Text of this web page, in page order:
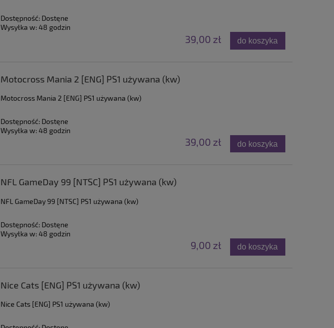
Dostępność: Dostęne
Wysyłka w: 48 godzin
39,00 zł do koszyka
Motocross Mania 2 [ENG] PS1 używana (kw)
Motocross Mania 2 [ENG] PS1 używana (kw)
Dostępność: Dostęne
Wysyłka w: 48 godzin
39,00 zł do koszyka
NFL GameDay 99 [NTSC] PS1 używana (kw)
NFL GameDay 99 [NTSC] PS1 używana (kw)
Dostępność: Dostęne
Wysyłka w: 48 godzin
9,00 zł do koszyka
Nice Cats [ENG] PS1 używana (kw)
Nice Cats [ENG] PS1 używana (kw)